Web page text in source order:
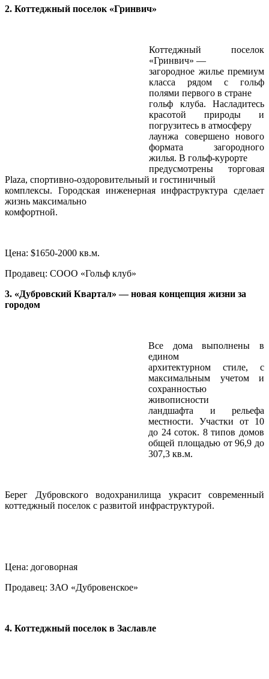
2. Коттеджный поселок «Гринвич»
Коттеджный поселок
«Гринвич» —
загородное жилье премиум
класса рядом с гольф
полями первого в стране
гольф клуба. Насладитесь
красотой природы и
погрузитесь в атмосферу
лаунжа совершено нового
формата загородного
жилья. В гольф-курорте
предусмотрены торговая
Plaza, спортивно-оздоровительный и гостиничный
комплексы. Городская инженерная инфраструктура сделает
жизнь максимально
комфортной.
Цена: $1650-2000 кв.м.
Продавец: СООО «Гольф клуб»
3. «Дубровский Квартал» — новая концепция жизни за
городом
Все дома выполнены в
едином
архитектурном стиле, с
максимальным учетом и
сохранностью
живописности
ландшафта и рельефа
местности. Участки от 10
до 24 соток. 8 типов домов
общей площадью от 96,9 до
307,3 кв.м.
Берег Дубровского водохранилища украсит современный
коттеджный поселок с развитой инфраструктурой.
Цена: договорная
Продавец: ЗАО «Дубровенское»
4. Коттеджный поселок в Заславле